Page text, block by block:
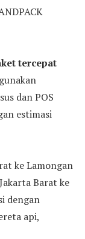
tercepat
dan POS
estimasi
ke Lamongan
Barat ke
dengan
api,